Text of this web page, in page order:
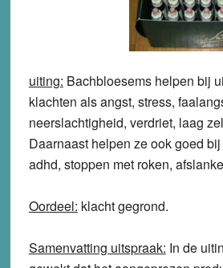
uiting: Bachbloesems helpen bij
klachten als angst, stress,
neerslachtigheid, verdriet, laag
Daarnaast helpen ze ook goed
adhd, stoppen met roken,
Oordeel: klachtgegrond.
Samenvatting uitspraak: In de